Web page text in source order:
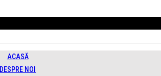
ACASĂ
DESPRE NOI